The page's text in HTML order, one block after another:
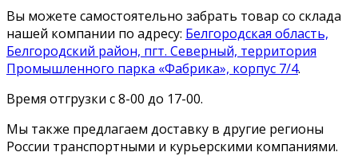
Вы можете самостоятельно забрать товар со склада
нашей компании по адресу: Белгородская область,
Белгородский район, пгт. Северный, территория
Промышленного парка «Фабрика», корпус 7/4.
Время отгрузки с 8-00 до 17-00.
Мы также предлагаем доставку в другие регионы
России транспортными и курьерскими компаниями.